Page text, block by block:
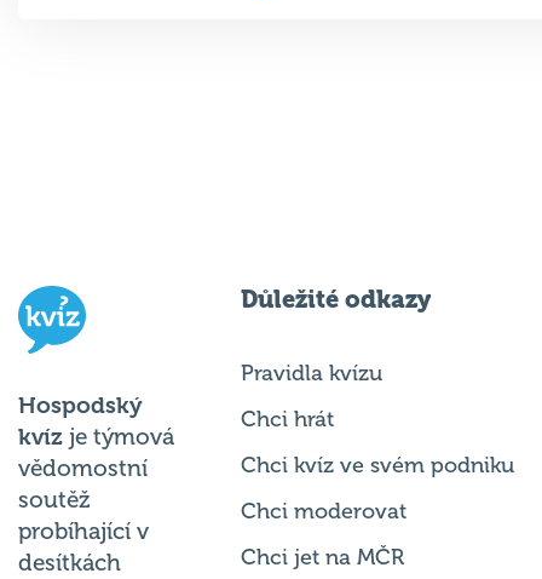
Hospodský
kvíz je týmová
vědomostní
soutěž
probíhající v
desítkách
Důležité odkazy
Pravidla kvízu
Chci hrát
Chci kvíz ve svém podniku
Chci moderovat
Chci jet na MČR